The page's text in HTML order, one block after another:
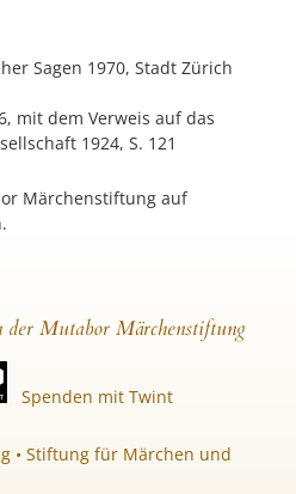
Sagen 1970, Stadt Zürich
mit dem Verweis auf das
1924, S. 121
Märchenstiftung auf
der Mutabor Märchenstiftung
Spenden mit Twint
• Stiftung für Märchen und